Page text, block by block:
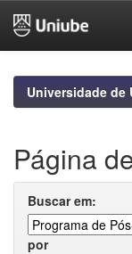
navigationUniversidade de
Página
Buscar em:
por